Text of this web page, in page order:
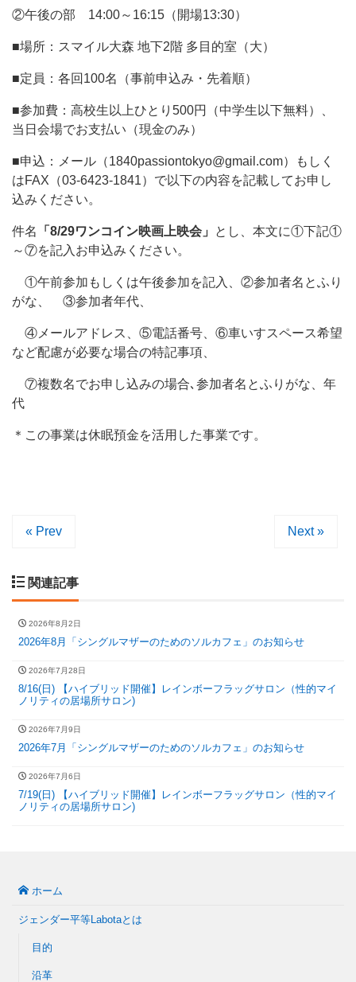
②午後の部 14:00～16:15（開場13:30）
■場所：スマイル大森 地下2階 多目的室（大）
■定員：各回100名（事前申込み・先着順）
■参加費：高校生以上ひとり500円（中学生以下無料）、
当日会場でお支払い（現金のみ）
■申込：メール（1840passiontokyo@gmail.com）もしく
はFAX（03-6423-1841）で以下の内容を記載してお申し
込みください。
件名 「8/29ワンコイン映画上映会」 とし、本文に①下記①
～⑦を記入お申込みください。
①午前参加もしくは午後参加を記入、②参加者名とふり
がな、 ③参加者年代、
④メールアドレス、⑤電話番号、⑥車いすスペース希望
など配慮が必要な場合の特記事項、
⑦複数名でお申し込みの場合､参加者名とふりがな、年
代
＊この事業は休眠預金を活用した事業です。
« Prev Next »
関連記事
2026年8月2日
2026年8月「シングルマザーのためのソルカフェ」のお知らせ
2026年7月28日
8/16(日) 【ハイブリッド開催】レインボーフラッグサロン（性的マイ
ノリティの居場所サロン)
2026年7月9日
2026年7月「シングルマザーのためのソルカフェ」のお知らせ
2026年7月6日
7/19(日) 【ハイブリッド開催】レインボーフラッグサロン（性的マイ
ノリティの居場所サロン)
ホーム
ジェンダー平等Labotaとは
目的
沿革